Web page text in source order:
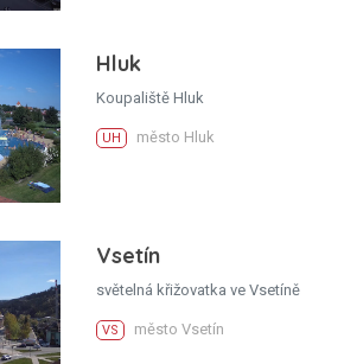
Hluk
Koupaliště Hluk
UH město Hluk
Vsetín
světelná křižovatka ve Vsetíně
VS město Vsetín